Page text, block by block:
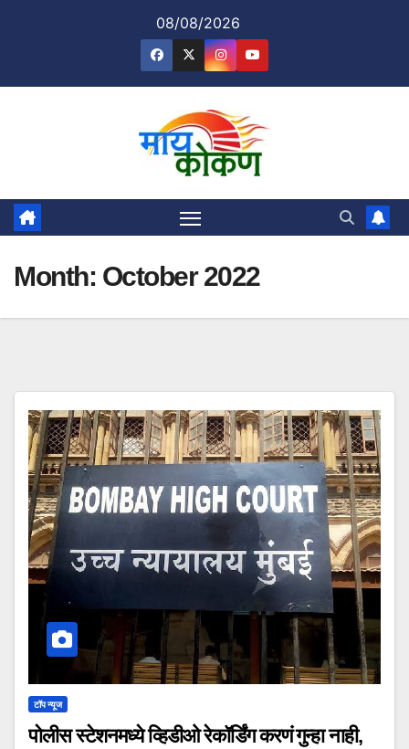
08/08/2026
Month: October 2022
टॉप न्यूज
पोलीस स्टेशनमध्ये व्हिडीओ रेकॉर्डिंग करणं गुन्हा नाही,